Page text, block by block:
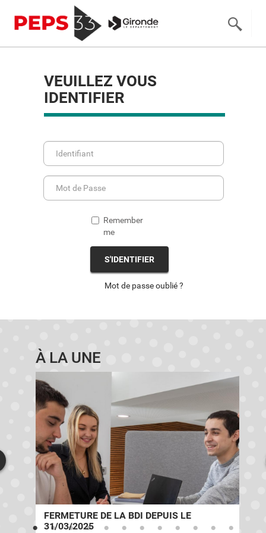
VEUILLEZ VOUS
IDENTIFIER
Remember
me
S'IDENTIFIER
Mot de passe oublié ?
À LA UNE
FERMETURE DE LA BDI DEPUIS LE
31/03/2025